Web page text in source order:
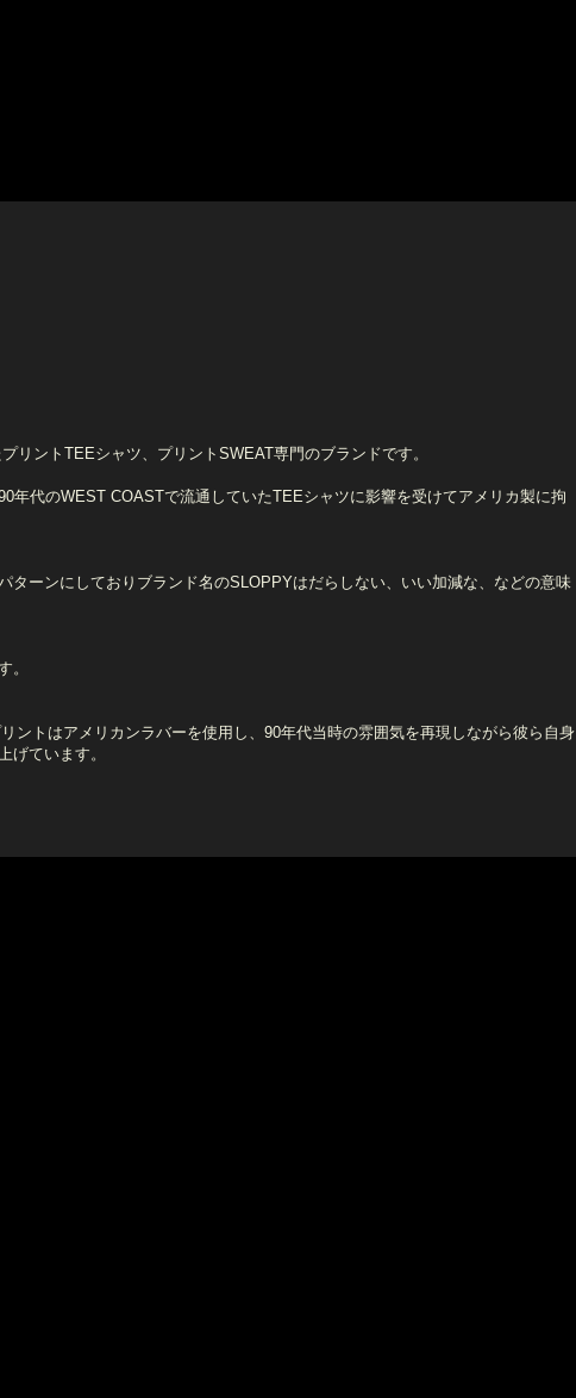
リントTEEシャツ、プリントSWEAT専門のブランドです。
代のWEST COASTで流通していたTEEシャツに影響を受けてアメリカ製に拘
ーンにしておりブランド名のSLOPPYはだらしない、いい加減な、などの意味
。
トはアメリカンラバーを使用し、90年代当時の雰囲気を再現しながら彼ら自身
げています。